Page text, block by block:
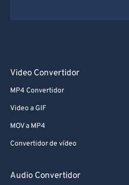
Video Convertidor
MP4 Convertidor
Video a GIF
MOV a MP4
Convertidor de vídeo
Audio Convertidor